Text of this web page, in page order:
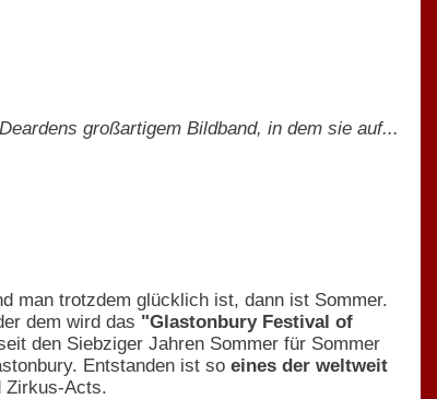
großartigem Bildband, in dem sie auf...
man trotzdem glücklich ist, dann ist Sommer.
dem wird das "Glastonbury Festival of
den Siebziger Jahren Sommer für Sommer
Entstanden ist so eines der weltweit
Zirkus-Acts.